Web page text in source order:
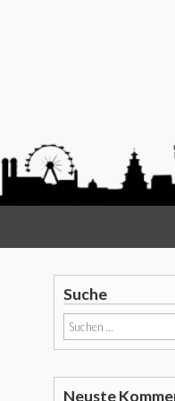
Suche
Suchen
nach:
Neuste